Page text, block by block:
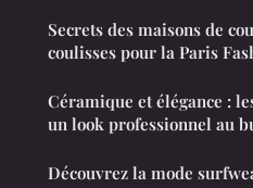
Secrets des maisons de
coulisses pour la Paris
Céramique et élégance :
un look professionnel au
Découvrez la mode